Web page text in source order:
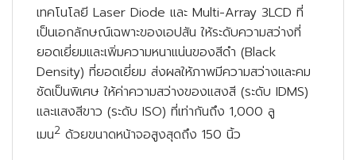
เทคโนโลยี Laser Diode และ Multi-Array 3LCD ที่
เป็นเอกลักษณ์เฉพาะของเอปสัน ให้ระดับความสว่างที่
ยอดเยี่ยมและเพิ่มความหนาแน่นของสีดำ (Black
Density) ที่ยอดเยี่ยม ส่งผลให้ภาพมีความสว่างและคม
ชัดเป็นพิเศษ ให้ค่าความสว่างของแสงสี (ระดับ IDMS)
และแสงสีขาว (ระดับ ISO) ที่เท่ากันถึง 1,000 ลู
เมน2 ด้วยขนาดหน้าจอสูงสุดถึง 150 นิ้ว